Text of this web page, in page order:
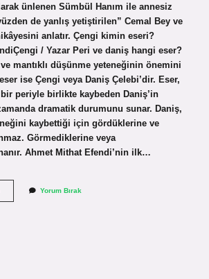
ünlenen Sümbül Hanım ile annesiz
de yanlış yetiştirilen” Cemal Bey ve
anlatır. Çengi kimin eseri?
/ Yazar Peri ve daniş hangi eser?
mantıklı düşünme yeteneğinin önemini
ise Çengi veya Daniş Çelebi’dir. Eser,
periyle birlikte kaybeden Daniş’in
dramatik durumunu sunar. Daniş,
kaybettiği için gördüklerine ve
Görmediklerine veya
Ahmet Mithat Efendi’nin ilk…
Yorum Bırak